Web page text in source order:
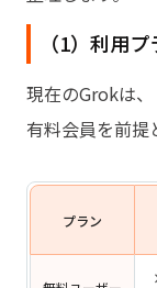
（1）利用
現在のGrokは、
有料会員を前提
プラン